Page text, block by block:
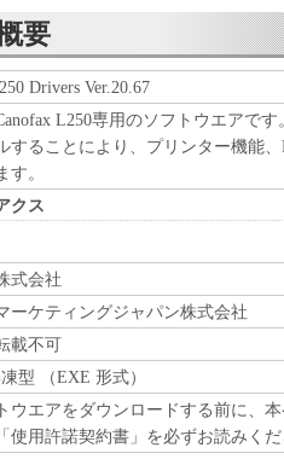
ノンの関連会社、それら
れも、「本ソフトウェア
目的への適合性の保証を
と黙示たるとを問わず一
ノンのライセンサー、
連会社、それらの販売代
本ソフトウェア」の使用
る損害（逸失利益および
害を含むがこれらに限定
）について、適用法で認
ないものとします。たと
ンサー、キヤノンの子会
要
Drivers Ver.20.67
L250専用のソフトウエアで
することにより、プリンター機能
す。
クス
式会社
ーケティングジャパン株式会社
載不可
型 （EXE 形式）
ウエアをダウンロードする前に、
使用許諾契約書」を必ずお読みく